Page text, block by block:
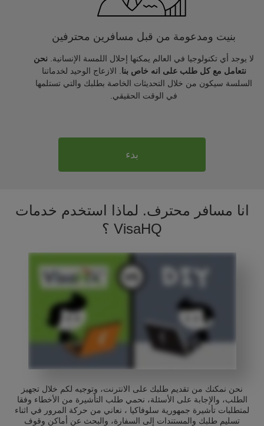
بنيت ومدعومة من قبل مسافرين محترفين
لا يوجد أي تكنولوجيا في العالم يمكنها إحلال اللمسة الإنسانية. نحن
نتعامل مع كل طلب على انه خاص بنا . الازعاج الوحيد لخدماتنا
السلسة سيكون من خلال التحديثات الخاصة بطلبك والتي تستلمها
في الوقت الحقيقي.
بدء
انا مسافر محترف. لماذا استخدم خدمات
VisaHQ ؟
نحن نمكنك من تقديم طلبك على الانترنت، وتوجيه لكم خلال تجهيز
الطلب، والإجابة على الأسئلة، نحمي طلب التأشيرة من الأخطاء وفقا
لمتطلبات تأشيرة جمهورية سلوفاكيا ، نعاني من حركة المرور في اثناء
تسليم طلبك والمستندات إلى السفارة، والبحث عن أماكن وقوف